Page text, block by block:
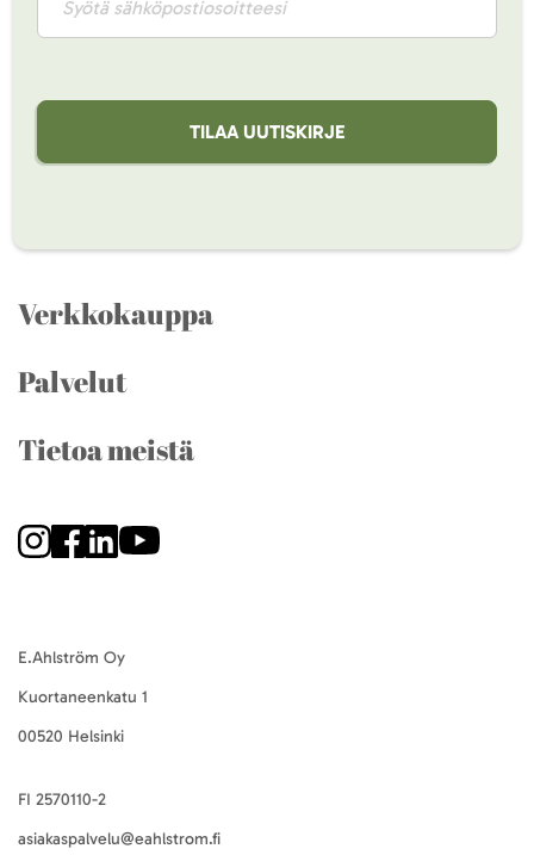
TILAA UUTISKIRJE
Verkkokauppa
Palvelut
Tietoa meistä
E.Ahlström Oy
Kuortaneenkatu 1
00520 Helsinki
FI 2570110-2
asiakaspalvelu@eahlstrom.fi